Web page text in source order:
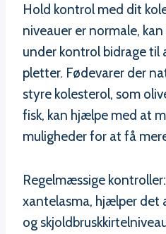
Hold kontrol med dit
niveauer er normale,
under kontrol bidrage til
pletter. Fødevarer der
styre kolesterol, som
fisk, kan hjælpe med at
muligheder for at få
Regelmæssige
xantelasma, hjælper det
og